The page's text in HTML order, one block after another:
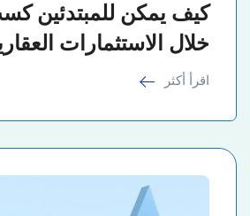
كيف يمكن للمبتدئين
خلال الاستثمارات
اقرأ أكثر